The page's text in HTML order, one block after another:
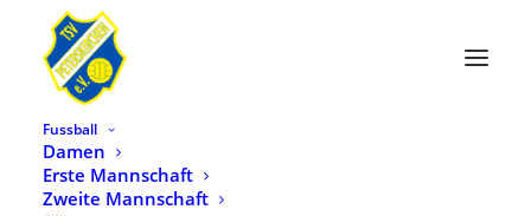
Fussball
Damen
Erste Mannschaft
Zweite Mannschaft